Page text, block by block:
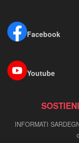
Facebook
Youtube
INFORMATI